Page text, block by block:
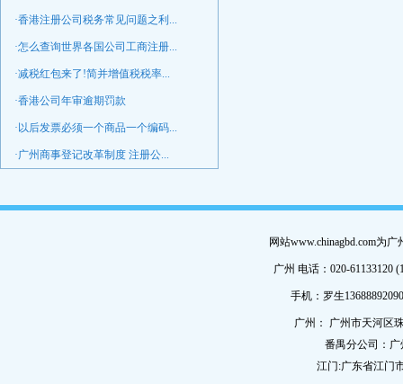
·香港注册公司税务常见问题之利...
·怎么查询世界各国公司工商注册...
·减税红包来了!简并增值税税率...
·香港公司年审逾期罚款
·以后发票必须一个商品一个编码...
·广州商事登记改革制度 注册公...
网站www.chinagbd.com为
广州 电话：020-61133120
手机：罗生
广州： 广州市天河区
番禺分公司：
江门:广东省江门